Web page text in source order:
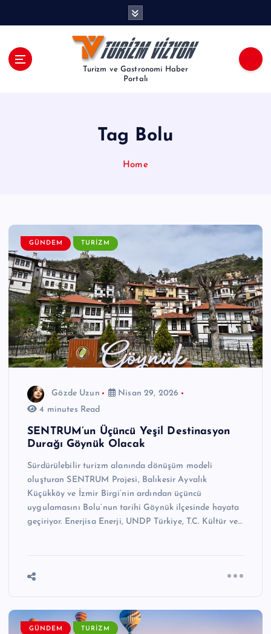
Turizm ve Gastronomi Haber
Portalı
Tag Bolu
Home
GÜNDEM TURIZM
Gözde Uzun
Nisan 29, 2026
4 minutes Read
SENTRUM’un Üçüncü Yeşil Destinasyon
Durağı Göynük Olacak
Sürdürülebilir turizm alanında dönüşüm modeli
oluşturan SENTRUM Projesi, Balıkesir Ayvalık
Küçükköy ve İzmir Birgi’nin ardından üçüncü
uygulamasını Bolu’nun tarihi Göynük ilçesinde hayata
geçiriyor. Enerjisa Enerji, UNDP Türkiye, T.C. Kültür ve…
GÜNDEM TURIZM